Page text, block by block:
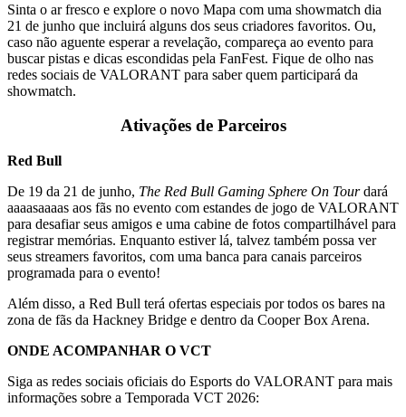
Sinta o ar fresco e explore o novo Mapa com uma showmatch dia
21 de junho que incluirá alguns dos seus criadores favoritos. Ou,
caso não aguente esperar a revelação, compareça ao evento para
buscar pistas e dicas escondidas pela FanFest. Fique de olho nas
redes sociais de VALORANT para saber quem participará da
showmatch.
Ativações de Parceiros
Red Bull
De 19 da 21 de junho, The Red Bull Gaming Sphere On Tourdará
aaaasaaaas aos fãs no evento com estandes de jogo de VALORANT
para desafiar seus amigos e uma cabine de fotos compartilhável para
registrar memórias. Enquanto estiver lá, talvez também possa ver
seus streamers favoritos, com uma banca para canais parceiros
programada para o evento!
Além disso, a Red Bull terá ofertas especiais por todos os bares na
zona de fãs da Hackney Bridge e dentro da Cooper Box Arena.
ONDE ACOMPANHAR O VCT
Siga as redes sociais oficiais do Esports do VALORANT para mais
informações sobre a Temporada VCT 2026: